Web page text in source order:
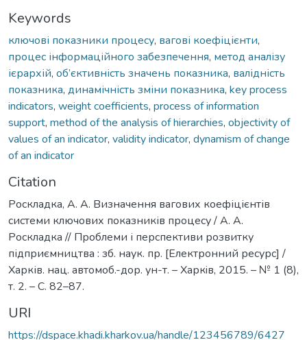
Keywords
ключові показники процесу, вагові коефіцієнти,
процес інформаційного забезпечення, метод аналізу
ієрархій, об’єктивність значень показника, валідність
показника, динамічність зміни показника, key process
indicators, weight coefficients, process of information
support, method of the analysis of hierarchies, objectivity of
values of an indicator, validity indicator, dynamism of change
of an indicator
Citation
Роскладка, А. А. Визначення вагових коефіцієнтів
системи ключових показників процесу / А. А.
Роскладка // Проблеми і перспективи розвитку
підприємництва : зб. наук. пр. [Електронний ресурс] /
Харків. нац. автомоб.-дор. ун-т. – Харкiв, 2015. – № 1 (8),
т. 2. – С. 82–87.
URI
https://dspace.khadi.kharkov.ua/handle/123456789/6427